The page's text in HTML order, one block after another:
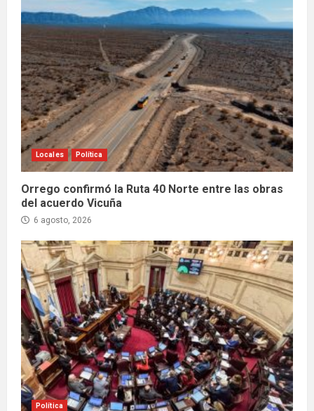
Locales Política
Orrego confirmó la Ruta 40 Norte entre las obras
del acuerdo Vicuña
6 agosto, 2026
Política